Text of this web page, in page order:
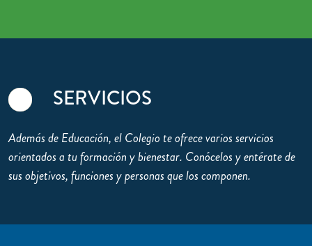
SERVICIOS
Además de Educación, el Colegio te ofrece varios servicios
orientados a tu formación y bienestar. Conócelos y entérate de
sus objetivos, funciones y personas que los componen.